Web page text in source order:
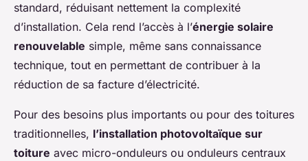
standard, réduisant nettement la complexité
d’installation. Cela rend l’accès à l’énergie solaire
renouvelable simple, même sans connaissance
technique, tout en permettant de contribuer à la
réduction de sa facture d’électricité.
Pour des besoins plus importants ou pour des toitures
traditionnelles, l’installation photovoltaïque sur
toiture avec micro-onduleurs ou onduleurs centraux